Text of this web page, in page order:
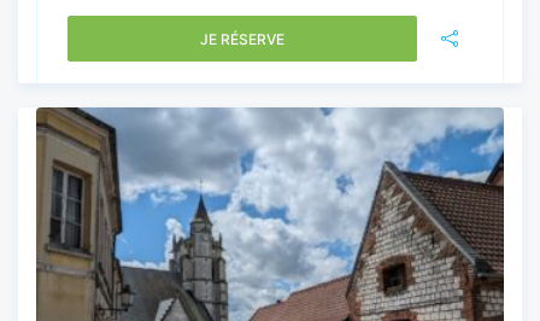
JE RÉSERVE